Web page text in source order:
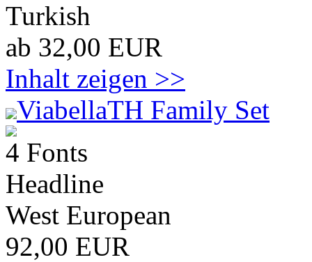
Turkish
ab 32,00 EUR
Inhalt zeigen >>
ViabellaTH Family Set
4 Fonts
Headline
West European
92,00 EUR